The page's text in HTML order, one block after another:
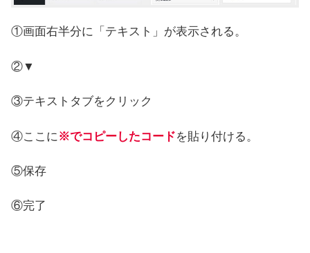
①画面右半分に「テキスト」が表示される。
②▼
③テキストタブをクリック
④ここに ※でコピーしたコードを貼り付ける。
⑤保存
⑥完了